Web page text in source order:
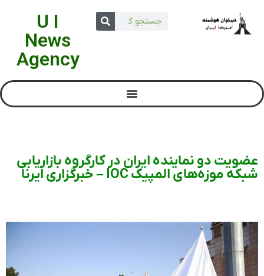
U I
News
Agency
عضویت دو نماینده ایران در کارگروه بازاریابی
شبکه موزه‌های المپیک IOC – خبرگزاری ایرنا